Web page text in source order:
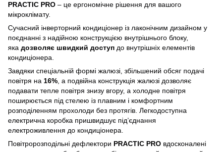
PRACTIC PRO – це ергономічне рішення для вашого
мікроклімату.
Сучасний інверторний кондиціонер із лаконічним дизайном у
поєднанні з надійною конструкцією внутрішнього блоку,
яка дозволяє швидкий доступ до внутрішніх елементів
кондиціонера.
Завдяки спеціальній формі жалюзі, збільшений обсяг подачі
повітря на 16% , а подвійна конструкція жалюзі дозволяє
подавати тепле повітря знизу вгору, а холодне повітря
поширюється під стелею із плавним і комфортним
розподіленням прохолоди без протягів. Легкодоступна
електрична коробка пришвидшує під’єднання
електроживлення до кондиціонера.
Повітророзподільні дефлектори PRACTIC PRO вдосконалені